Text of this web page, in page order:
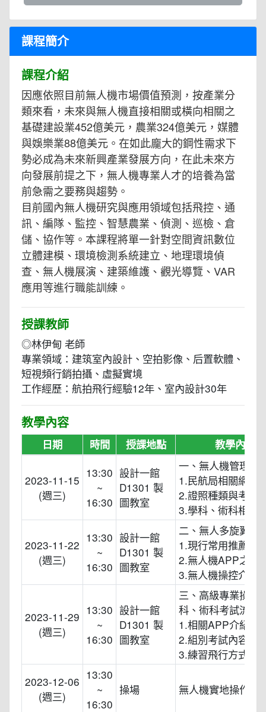
課程簡介
課程介紹
因應依照目前無人機市場價值預測，按產業分
類來看，未來與無人機直接相關或橫向相關之
基礎建設業452億美元，農業324億美元，媒體
與娛樂業88億美元。在如此龐大的鋼性需求下
勢必成為未來新興產業發展方向，在此未來方
向發展前提之下，無人機專業人才的培養為當
前急需之要務與趨勢。
目前國內無人機研究與應用領域包括飛控、通
訊、編隊、監控、智慧農業、偵測、巡檢、倉
儲、協作等。本課程將單一針對空間資訊數位
立體建模、環境檢測系統建立、地理環境偵
查、無人機展演、建築維護、觀光導覽、VAR
應用等進行職能訓練。
授課教師
◎林伊甸 老師
專業領域：建筑室內設計、空拍影像、后置軟體、
短視頻行銷拍攝、虛擬實境
工作經歷：航拍飛行經驗12年、室內設計30年
教學內容
日期 時間 授課地點 教學內容
2023-11-15
(週三)
13:30
~
16:30
設計一館
D1301 製
圖教室
一、無人機管理與
1.民航局相關網站
2.證照種類與考照
3.學科、術科相關
2023-11-22
(週三)
13:30
~
16:30
設計一館
D1301 製
圖教室
二、無人多旋翼機
1.現行常用推薦機
2.無人機APP之設
3.無人機操控介紹
2023-11-29
(週三)
13:30
~
16:30
設計一館
D1301 製
圖教室
三、高級專業操作
科、術科考試流程
1.相關APP介紹
2.組別考試內容說
3.練習飛行方式說
2023-12-06
(週三)
13:30
~
16:30
操場 無人機實地操作